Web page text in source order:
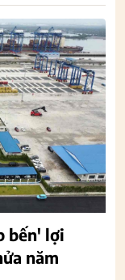
bến' lợi
năm